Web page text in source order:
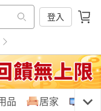
登入
品 居家 3C